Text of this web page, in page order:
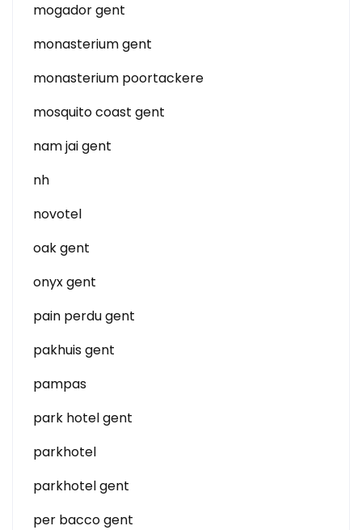
mogador gent
monasterium gent
monasterium poortackere
mosquito coast gent
nam jai gent
nh
novotel
oak gent
onyx gent
pain perdu gent
pakhuis gent
pampas
park hotel gent
parkhotel
parkhotel gent
per bacco gent